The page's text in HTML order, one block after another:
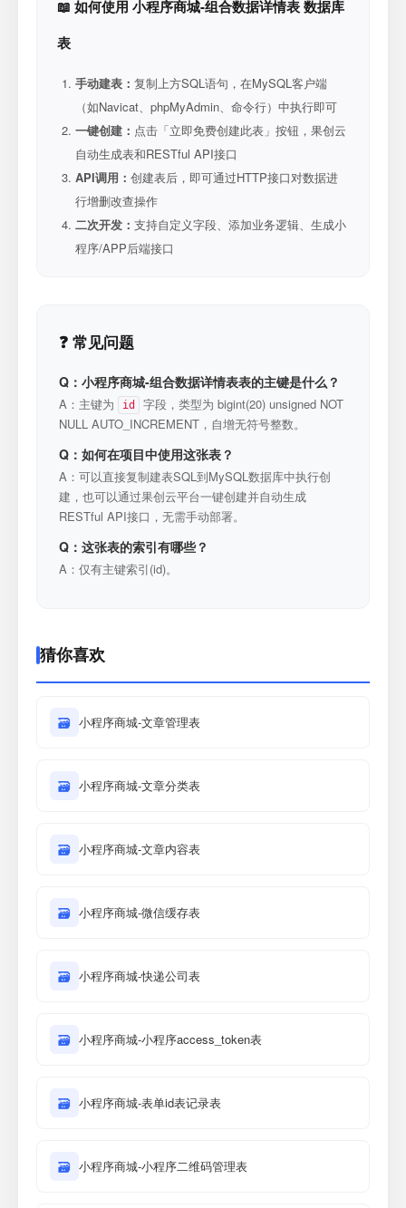
📖 如何使用 小程序商城-组合数据详情表 数据库
表
手动建表： 复制上方SQL语句，在MySQL客户端
（如Navicat、phpMyAdmin、命令行）中执行即可
一键创建： 点击「立即免费创建此表」按钮，果创云
自动生成表和RESTful API接口
API调用： 创建表后，即可通过HTTP接口对数据进
行增删改查操作
二次开发： 支持自定义字段、添加业务逻辑、生成小
程序/APP后端接口
❓ 常见问题
Q：小程序商城-组合数据详情表表的主键是什么？
A：主键为 id
字段，类型为 bigint(20) unsigned NOT
NULL AUTO_INCREMENT，自增无符号整数。
Q：如何在项目中使用这张表？
A：可以直接复制建表SQL到MySQL数据库中执行创
建，也可以通过果创云平台一键创建并自动生成
RESTful API接口，无需手动部署。
Q：这张表的索引有哪些？
A：仅有主键索引(id)。
猜你喜欢
🗃 小程序商城-文章管理表
🗃 小程序商城-文章分类表
🗃 小程序商城-文章内容表
🗃 小程序商城-微信缓存表
🗃 小程序商城-快递公司表
🗃 小程序商城-小程序access_token表
🗃 小程序商城-表单id表记录表
🗃 小程序商城-小程序二维码管理表